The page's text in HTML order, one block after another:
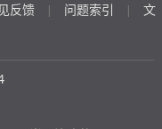
她都是说的已经分手了
啊。虽然没有领取结婚
开对方啊！！分手这两
回来后直到过大年后的
为他是单身，交往途中
说他用啦替我还，但是
为我不好意思，他后来
道我知道啦他曾经结
我都拉入黑名单啦，他
反馈 | 问题索引 |
文